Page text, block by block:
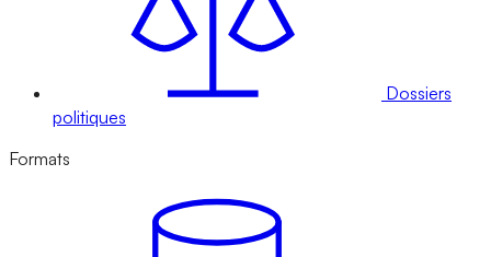
Dossiers
politiques
Formats